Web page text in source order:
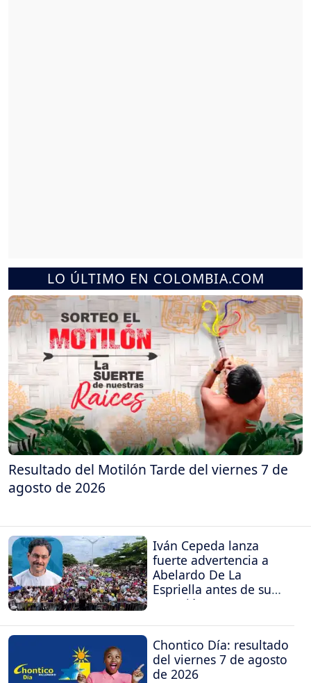
LO ÚLTIMO EN COLOMBIA.COM
Resultado del Motilón Tarde del viernes 7 de
agosto de 2026
Iván Cepeda lanza
fuerte advertencia a
Abelardo De La
Espriella antes de su
posesión
Chontico Día: resultado
del viernes 7 de agosto
de 2026